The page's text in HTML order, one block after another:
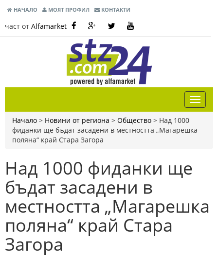
НАЧАЛО МОЯТ ПРОФИЛ КОНТАКТИ
част от Alfamarket
Начало > Новини от региона > Общество > Над 1000
фиданки ще бъдат засадени в местността „Магарешка
поляна“ край Стара Загора
Над 1000 фиданки ще
бъдат засадени в
местността „Магарешка
поляна“ край Стара
Загора